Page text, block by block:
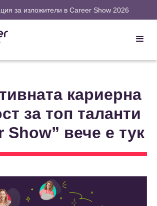
за изложители в Career Show 2026
кариерна
за топ таланти
Show” вече e тук